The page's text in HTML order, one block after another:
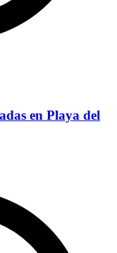
en Playa del